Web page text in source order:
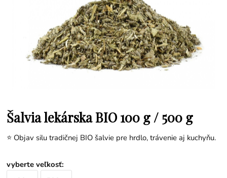
Šalvia lekárska BIO 100 g / 500 g
⭐ Objav silu tradičnej BIO šalvie pre hrdlo, trávenie aj kuchyňu.
vyberte veľkosť: